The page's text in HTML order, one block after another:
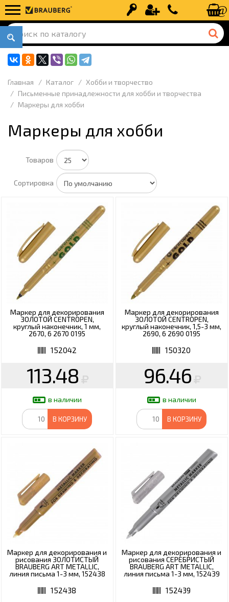
Вход Регистрация+7 (499) 110-
Главная Каталог
Хобби и творчество
Письменные принадлежности для хобби и творчества
Маркеры для хобби
Маркеры для хобби
Товаров
Сортировка
Маркер для декорирования
ЗОЛОТОЙ CENTROPEN,
круглый наконечник, 1 мм,
2670, 6 2670 0195
152042
113.48
в наличии
В КОРЗИНУ
Маркер для декорирования
ЗОЛОТОЙ CENTROPEN,
круглый наконечник, 1,5-3 мм,
2690, 6 2690 0195
150320
96.46
в наличии
В КОРЗИНУ
Маркер для декорирования и
рисования ЗОЛОТИСТЫЙ
BRAUBERG ART METALLIC,
линия письма 1-3 мм, 152438
152438
Маркер для декорирования и
рисования СЕРЕБРИСТЫЙ
BRAUBERG ART METALLIC,
линия письма 1-3 мм, 152439
152439